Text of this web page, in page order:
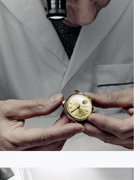
资深积家技师
是积家售后服务中心
(积家保养中心)
的高级技师之一
Shenzhen Jaeger Maintain center
 深圳积家维修